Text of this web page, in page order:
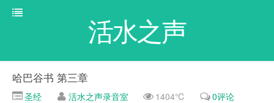
活水之声
哈巴谷书 第三章
圣经 活水之声录音室 1404℃ 0评论